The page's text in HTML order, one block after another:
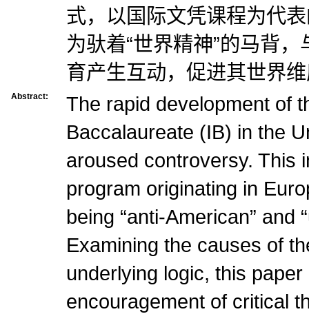
式，以国际文凭课程为代
为驮着“世界精神”的马背
育产生互动，促进其世界
Abstract:
The rapid development of
Baccalaureate (IB) in the
aroused controversy. This
program originating in
being “anti-American” and
Examining the causes of
underlying logic, this
encouragement of critical